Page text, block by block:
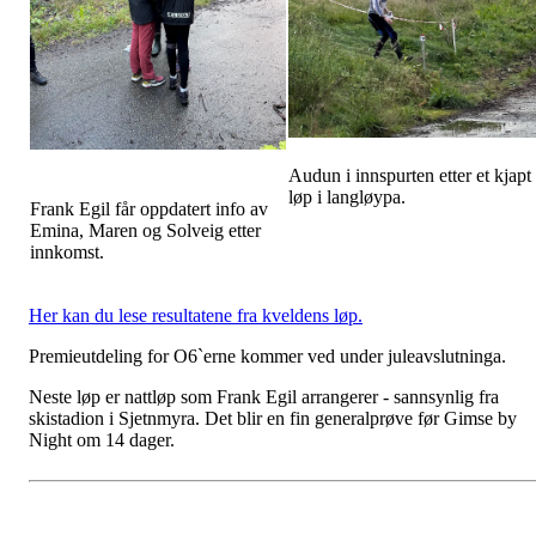
Frank Egil får oppdatert info av
Emina, Maren og Solveig etter
innkomst.
Audun i innspurten etter et kjapt
løp i langløypa.
Her kan du lese resultatene fra kveldens løp.
Premieutdeling for O6`erne kommer ved under juleavslutninga.
Neste løp er nattløp som Frank Egil arrangerer - sannsynlig fra
skistadion i Sjetnmyra. Det blir en fin generalprøve før Gimse by
Night om 14 dager.